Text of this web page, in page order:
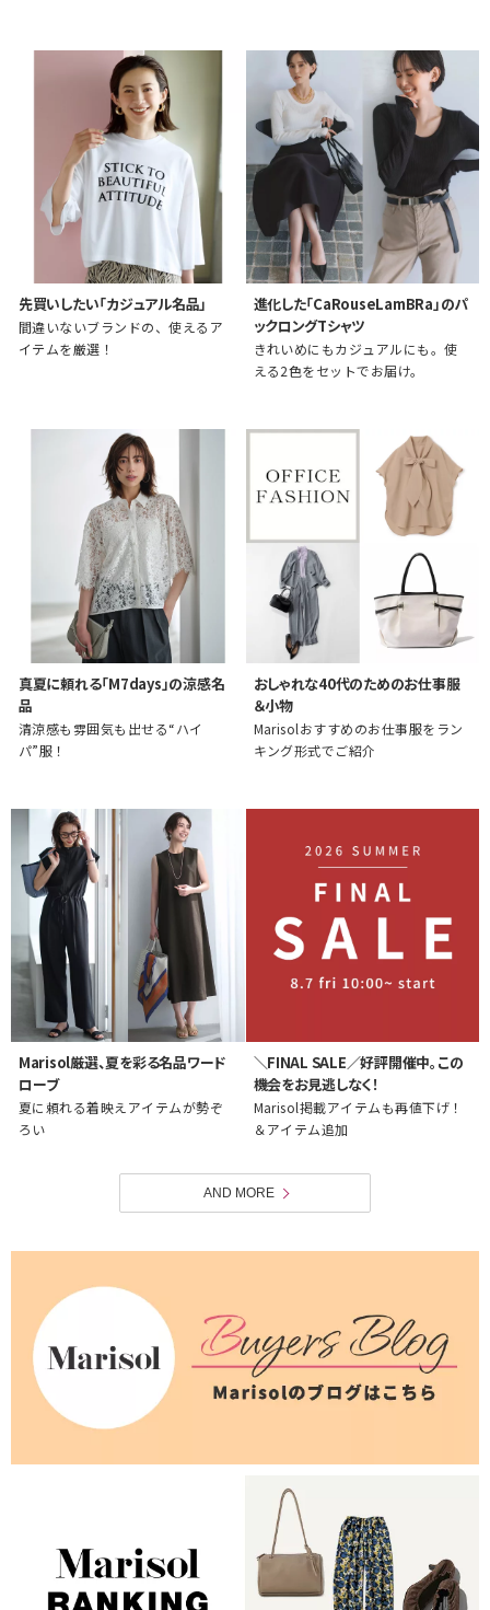
先買いしたい「カジュアル名品」
間違いないブランドの、使えるア
イテムを厳選！
進化した「CaRouseLamBRa」のパ
ックロングTシャツ
きれいめにもカジュアルにも。使
える2色をセットでお届け。
真夏に頼れる「M7days」の涼感名
品
清涼感も雰囲気も出せる“ハイ
パ”服！
おしゃれな40代のためのお仕事服
＆小物
Marisolおすすめのお仕事服をラン
キング形式でご紹介
Marisol厳選、夏を彩る名品ワード
ローブ
夏に頼れる着映えアイテムが勢ぞ
ろい
＼FINAL SALE／好評開催中。この
機会をお見逃しなく！
Marisol掲載アイテムも再値下げ！
＆アイテム追加
AND MORE